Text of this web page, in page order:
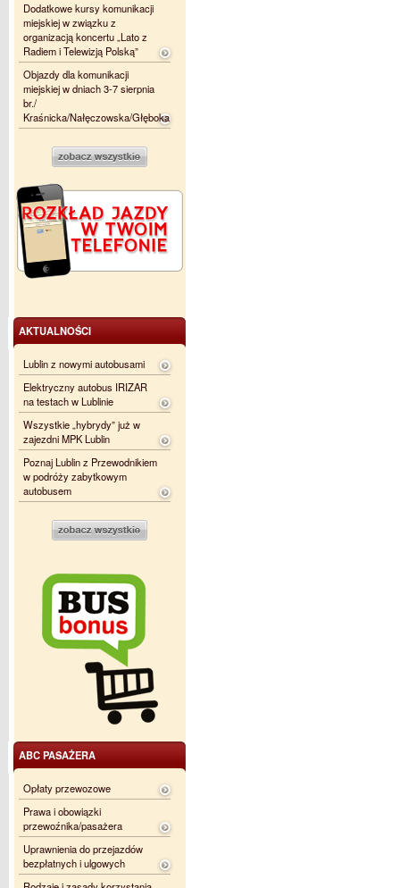
Dodatkowe kursy komunikacji
miejskiej w związku z
organizacją koncertu „Lato z
Radiem i Telewizją Polską”
Objazdy dla komunikacji
miejskiej w dniach 3-7 sierpnia
br./
Kraśnicka/Nałęczowska/Głęboka
AKTUALNOŚCI
Lublin z nowymi autobusami
Elektryczny autobus IRIZAR
na testach w Lublinie
Wszystkie „hybrydy” już w
zajezdni MPK Lublin
Poznaj Lublin z Przewodnikiem
w podróży zabytkowym
autobusem
ABC PASAŻERA
Opłaty przewozowe
Prawa i obowiązki
przewoźnika/pasażera
Uprawnienia do przejazdów
bezpłatnych i ulgowych